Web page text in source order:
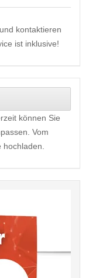
kontaktieren
ist inklusive!
können Sie
Vom